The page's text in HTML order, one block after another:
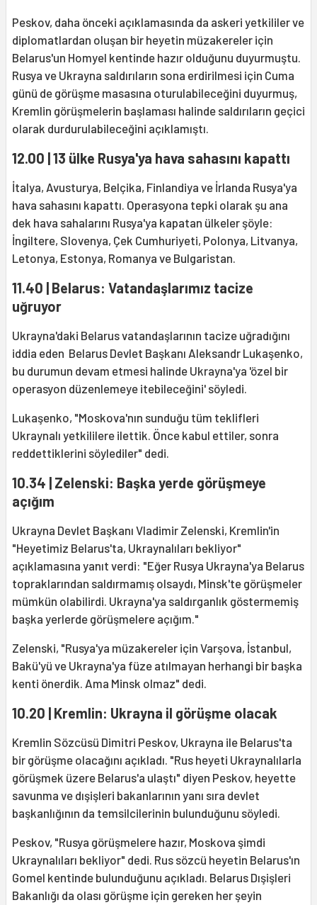
Peskov, daha önceki açıklamasında da askeri yetkililer ve
diplomatlardan oluşan bir heyetin müzakereler için
Belarus'un Homyel kentinde hazır olduğunu duyurmuştu.
Rusya ve Ukrayna saldırıların sona erdirilmesi için Cuma
günü de görüşme masasına oturulabileceğini duyurmuş,
Kremlin görüşmelerin başlaması halinde saldırıların geçici
olarak durdurulabileceğini açıklamıştı.
12.00 | 13 ülke Rusya'ya hava sahasını kapattı
İtalya, Avusturya, Belçika, Finlandiya ve İrlanda Rusya'ya
hava sahasını kapattı. Operasyona tepki olarak şu ana
dek hava sahalarını Rusya'ya kapatan ülkeler şöyle:
İngiltere, Slovenya, Çek Cumhuriyeti, Polonya, Litvanya,
Letonya, Estonya, Romanya ve Bulgaristan.
11.40 | Belarus: Vatandaşlarımız tacize
uğruyor
Ukrayna'daki Belarus vatandaşlarının tacize uğradığını
iddia eden Belarus Devlet Başkanı Aleksandr Lukaşenko,
bu durumun devam etmesi halinde Ukrayna'ya 'özel bir
operasyon düzenlemeye itebileceğini' söyledi.
Lukaşenko, "Moskova'nın sunduğu tüm teklifleri
Ukraynalı yetkililere ilettik. Önce kabul ettiler, sonra
reddettiklerini söylediler" dedi.
10.34 | Zelenski: Başka yerde görüşmeye
açığım
Ukrayna Devlet Başkanı Vladimir Zelenski, Kremlin'in
"Heyetimiz Belarus'ta, Ukraynalıları bekliyor"
açıklamasına yanıt verdi: "Eğer Rusya Ukrayna'ya Belarus
topraklarından saldırmamış olsaydı, Minsk'te görüşmeler
mümkün olabilirdi. Ukrayna'ya saldırganlık göstermemiş
başka yerlerde görüşmelere açığım."
Zelenski, "Rusya'ya müzakereler için Varşova, İstanbul,
Bakü'yü ve Ukrayna'ya füze atılmayan herhangi bir başka
kenti önerdik. Ama Minsk olmaz" dedi.
10.20 | Kremlin: Ukrayna il görüşme olacak
Kremlin Sözcüsü Dimitri Peskov, Ukrayna ile Belarus'ta
bir görüşme olacağını açıkladı. "Rus heyeti Ukraynalılarla
görüşmek üzere Belarus'a ulaştı" diyen Peskov, heyette
savunma ve dışişleri bakanlarının yanı sıra devlet
başkanlığının da temsilcilerinin bulunduğunu söyledi.
Peskov, "Rusya görüşmelere hazır, Moskova şimdi
Ukraynalıları bekliyor" dedi. Rus sözcü heyetin Belarus'ın
Gomel kentinde bulunduğunu açıkladı. Belarus Dışişleri
Bakanlığı da olası görüşme için gereken her şeyin